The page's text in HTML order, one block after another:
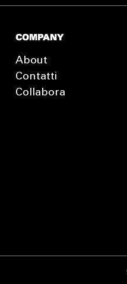
COMPANY
About
Contatti
Collabora